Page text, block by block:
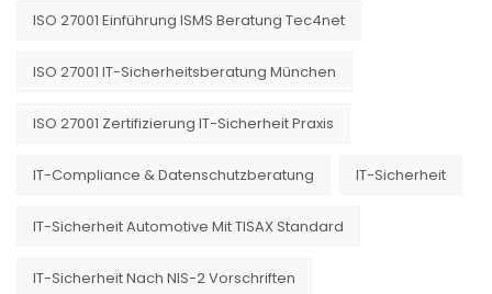
ISO 27001 Einführung ISMS Beratung Tec4net
ISO 27001 IT-Sicherheitsberatung München
ISO 27001 Zertifizierung IT-Sicherheit Praxis
IT-Compliance & Datenschutzberatung IT-Sicherheit
IT-Sicherheit Automotive Mit TISAX Standard
IT-Sicherheit Nach NIS-2 Vorschriften